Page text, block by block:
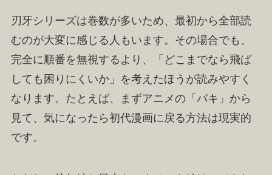
刃牙シリーズは巻数が多いため、最初から全部読
むのが大変に感じる人もいます。その場合でも、
完全に順番を無視するより、「どこまでなら飛ば
しても困りにくいか」を考えたほうが読みやすく
なります。たとえば、まずアニメの「バキ」から
見て、気になったら初代漫画に戻る方法は現実的
です。